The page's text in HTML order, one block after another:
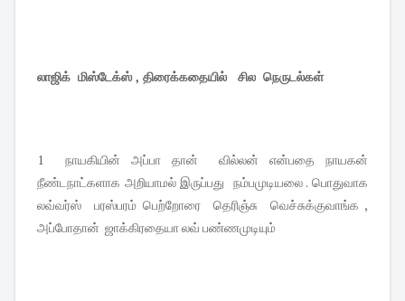
லாஜிக் மிஸ்டேக்ஸ் , திரைக்கதையில் சில நெருடல்கள்
1 நாயகியின் அப்பா தான் வில்லன் என்பதை நாயகன்
நீண்டநாட்களாக அறியாமல் இருப்பது நம்பமுடியலை . பொதுவாக
லவ்வர்ஸ் பரஸ்பரம் பெற்றோரை தெரிஞ்சு வெச்சுக்குவாங்க ,
அப்போதான் ஜாக்கிரதையா லவ் பண்ணமுடியும்